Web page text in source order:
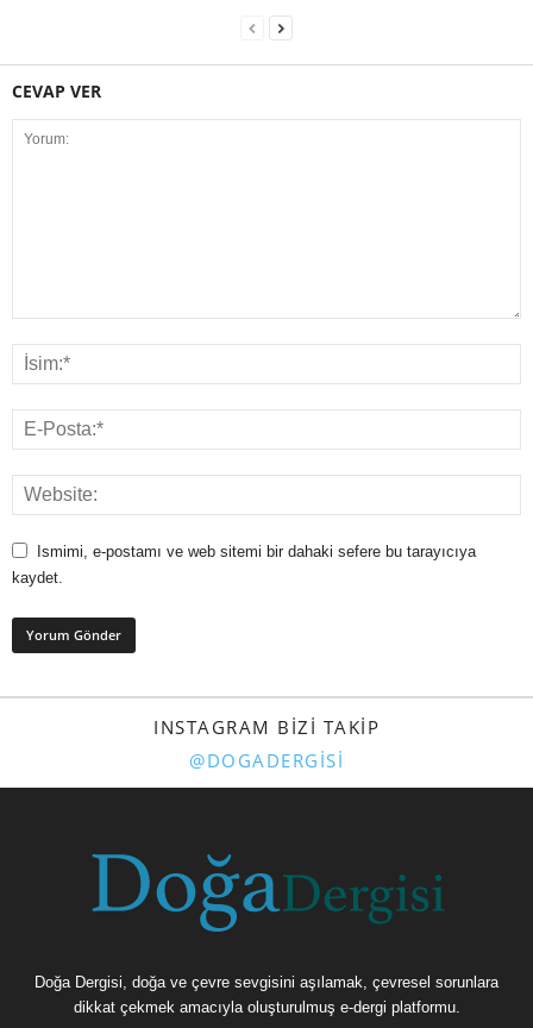
CEVAP VER
Ismimi, e-postamı ve web sitemi bir dahaki sefere bu tarayıcıya
kaydet.
INSTAGRAM BIZI TAKIP
@DOGADERGISI
Doğa Dergisi, doğa ve çevre sevgisini aşılamak, çevresel sorunlara
dikkat çekmek amacıyla oluşturulmuş e-dergi platformu.